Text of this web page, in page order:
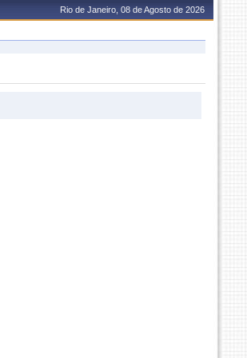
Rio de Janeiro, 08 de Agosto de 2026